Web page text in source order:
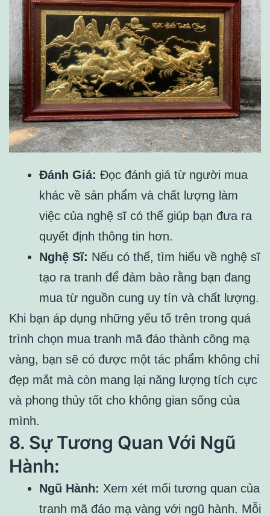
Đánh Giá: Đọc đánh giá từ người mua
khác về sản phẩm và chất lượng làm
việc của nghệ sĩ có thể giúp bạn đưa ra
quyết định thông tin hơn.
Nghệ Sĩ: Nếu có thể, tìm hiểu về nghệ sĩ
tạo ra tranh để đảm bảo rằng bạn đang
mua từ nguồn cung uy tín và chất lượng.
Khi bạn áp dụng những yếu tố trên trong quá
trình chọn mua tranh mã đáo thành công mạ
vàng, bạn sẽ có được một tác phẩm không chỉ
đẹp mắt mà còn mang lại năng lượng tích cực
và phong thủy tốt cho không gian sống của
mình.
8. Sự Tương Quan Với Ngũ
Hành:
Ngũ Hành: Xem xét mối tương quan của
tranh mã đáo mạ vàng với ngũ hành. Mỗi